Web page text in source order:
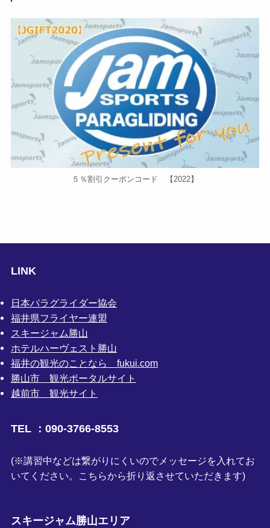
５％割引クーポンコード 【2022】
LINK
日本パラグライダー協会
福井県フライヤー連盟
スキージャム勝山
ホテルハーヴェスト勝山
福井の観光のことなら fukui.com
勝山市 観光ポータルサイト
越前市 観光サイト
TEL ：090-3766-8553
(※講習中などは繋がりにくいのでメッセージを入れてお
いてください。こちらから折り返させていただきます)
スキージャム勝山エリア